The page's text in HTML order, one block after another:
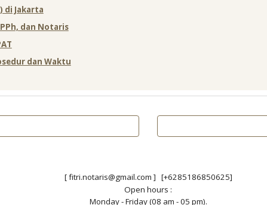
di Jakarta
dan Notaris
dan Waktu
[ fitri.notaris@gmail.com ] [+6285186850625]
Open hours :
Monday - Friday (08 am - 05 pm).